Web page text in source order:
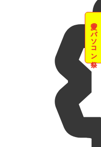
夏のパソコン祭